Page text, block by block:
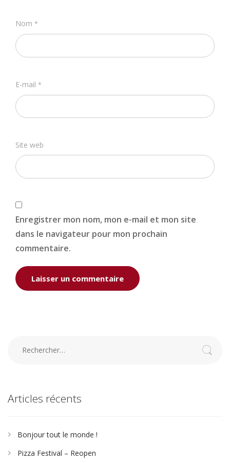
Nom *
E-mail *
Site web
Enregistrer mon nom, mon e-mail et mon site
dans le navigateur pour mon prochain
commentaire.
Articles récents
Bonjour tout le monde !
Pizza Festival – Reopen